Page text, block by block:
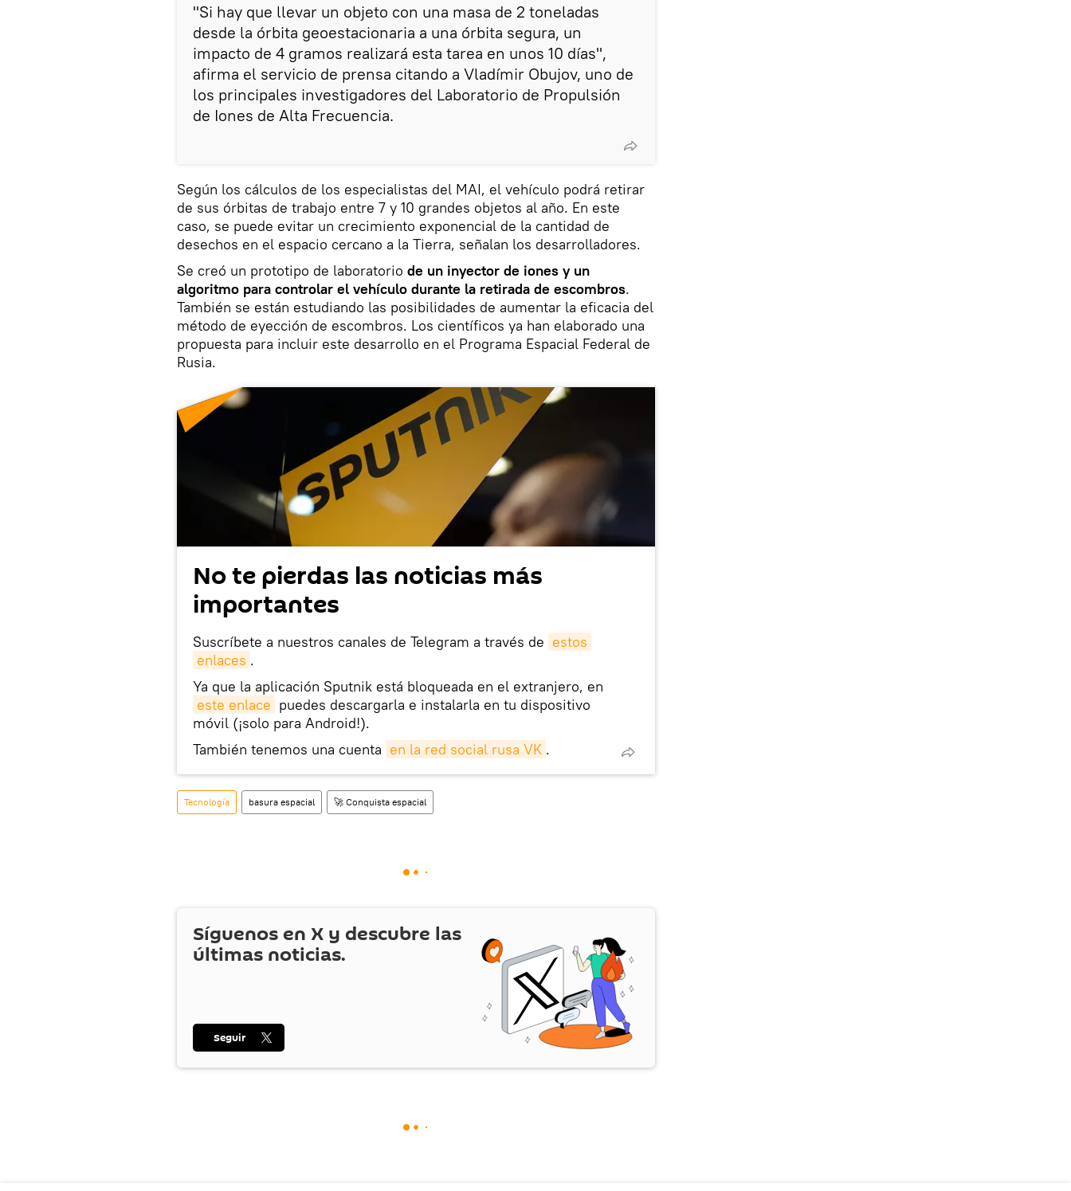
"Si hay que llevar un objeto con una masa de 2 toneladas
desde la órbita geoestacionaria a una órbita segura, un
impacto de 4 gramos realizará esta tarea en unos 10 días",
afirma el servicio de prensa citando a Vladímir Obujov, uno de
los principales investigadores del Laboratorio de Propulsión
de Iones de Alta Frecuencia.
Según los cálculos de los especialistas del MAI, el vehículo podrá retirar
de sus órbitas de trabajo entre 7 y 10 grandes objetos al año. En este
caso, se puede evitar un crecimiento exponencial de la cantidad de
desechos en el espacio cercano a la Tierra, señalan los desarrolladores.
Se creó un prototipo de laboratorio de un inyector de iones y un
algoritmo para controlar el vehículo durante la retirada de escombros.
También se están estudiando las posibilidades de aumentar la eficacia del
método de eyección de escombros. Los científicos ya han elaborado una
propuesta para incluir este desarrollo en el Programa Espacial Federal de
Rusia.
No te pierdas las noticias más
importantes
Suscríbete a nuestros canales de Telegram a través de estos
enlaces .
Ya que la aplicación Sputnik está bloqueada en el extranjero, en
este enlace puedes descargarla e instalarla en tu dispositivo
móvil (¡solo para Android!).
También tenemos una cuenta en la red social rusa VK .
Tecnología basura espacial 🚀 Conquista espacial
Síguenos en X y descubre las
últimas noticias.
Seguir